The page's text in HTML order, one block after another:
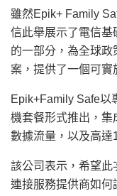
雖然Epik+ Family
信此舉展示了電信基
的一部分，為全球
案，提供了一個可實
Epik+Family Safe以
機套餐形式推出，集
數據流量，以及高達
該公司表示，希望此
連接服務提供商如何